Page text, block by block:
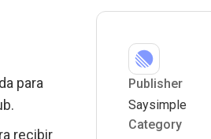
para
recibir
Publisher
Saysimple
Category